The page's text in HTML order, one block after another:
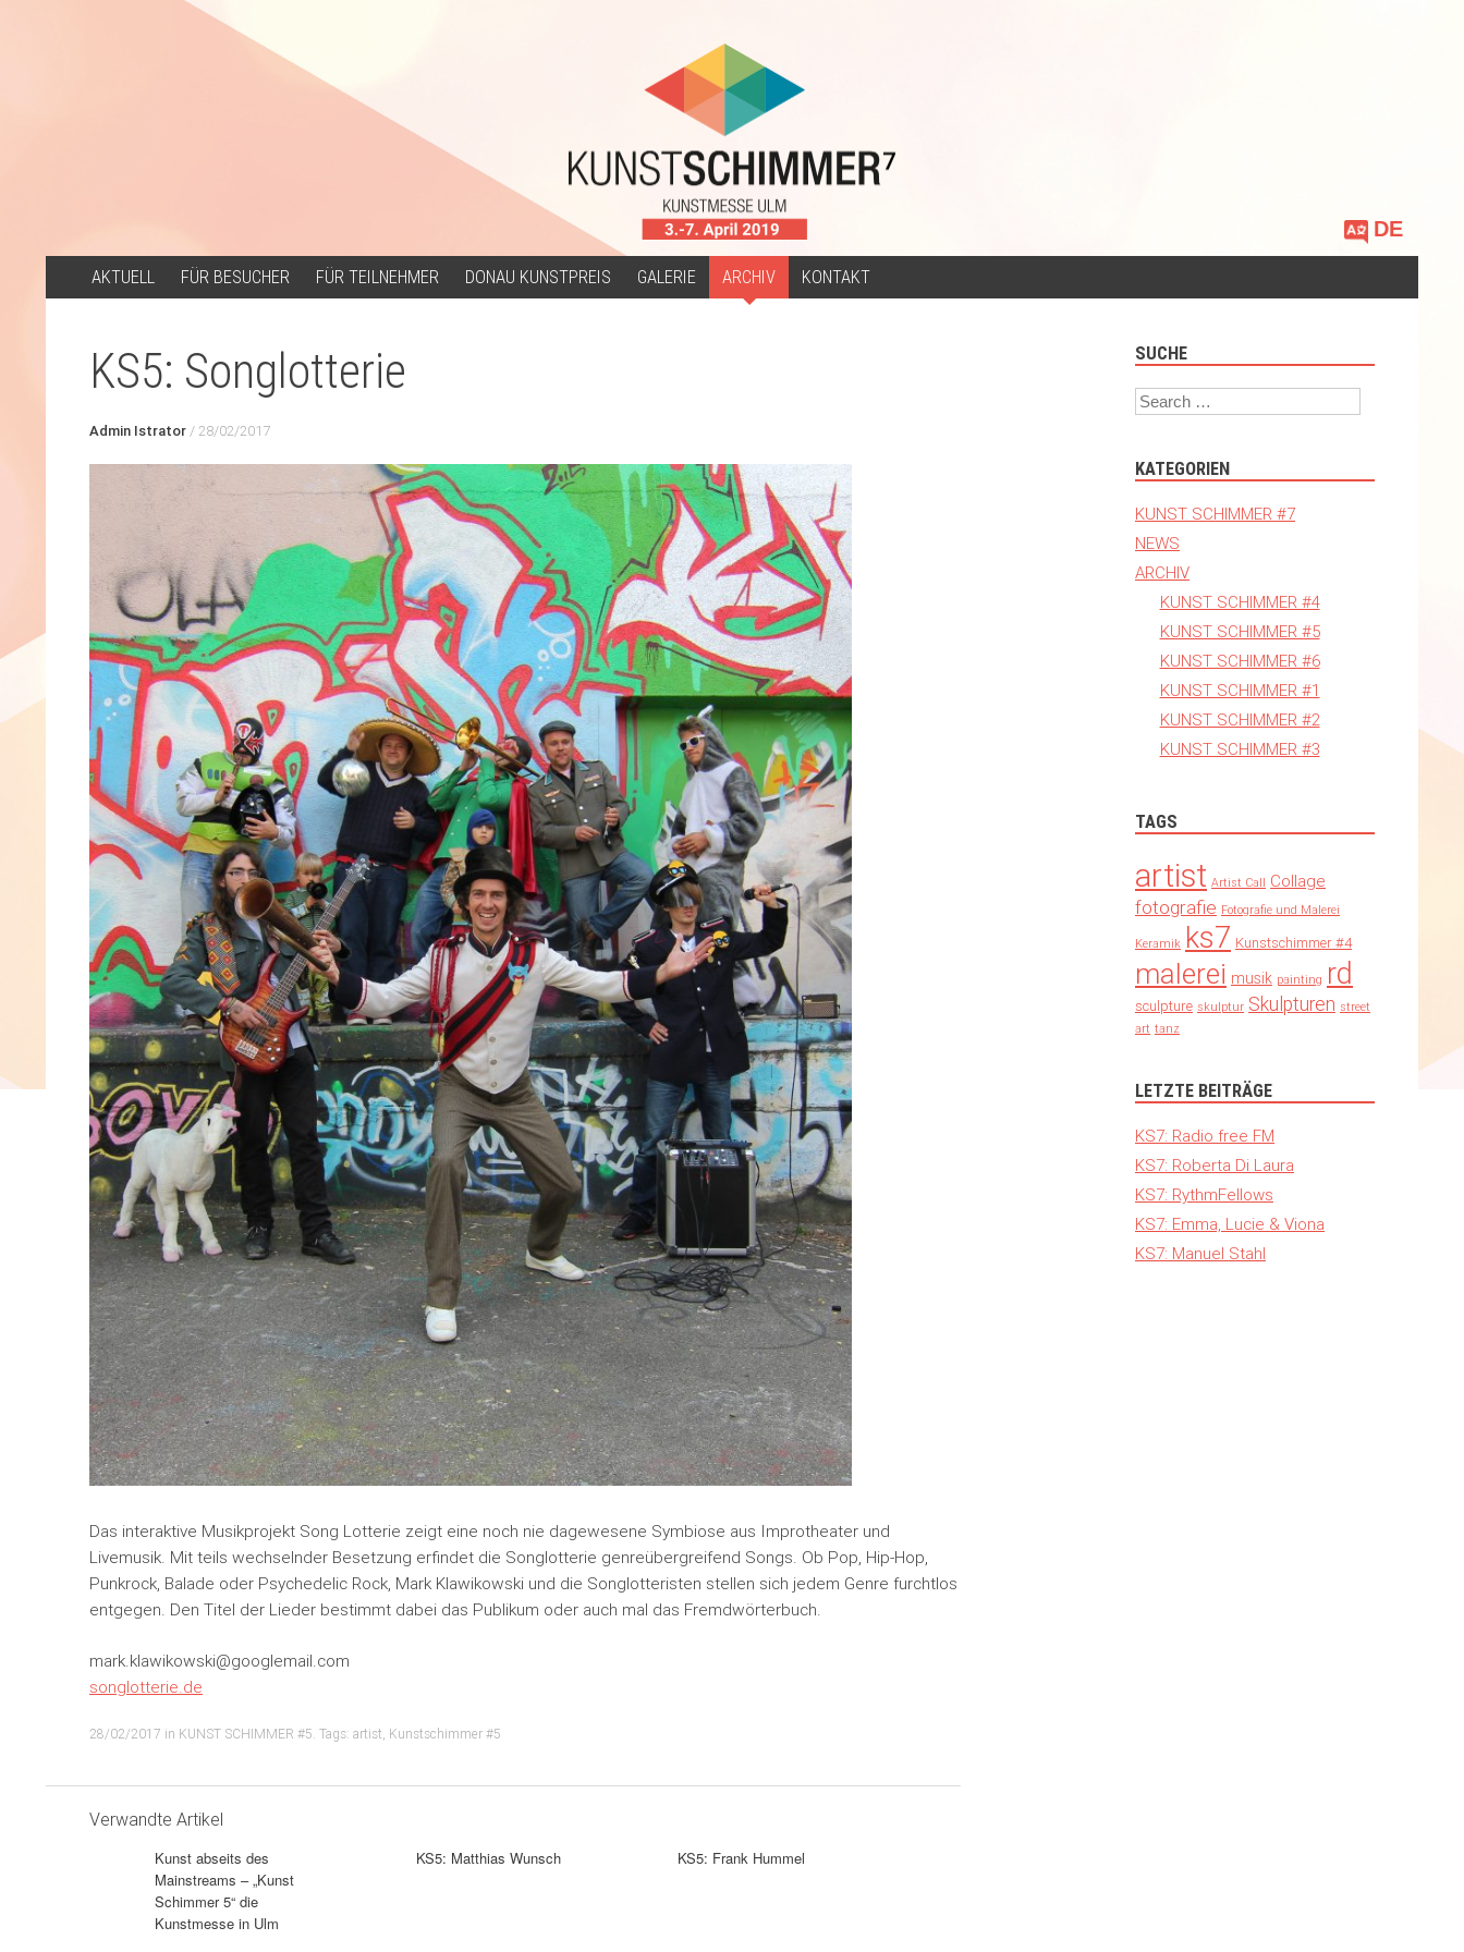
Sprache
auswählen
INHALT
AKTUELL FÜR BESUCHER FÜR TEILNEHMER DONAU KUNSTPREIS GALERIE ARCHIV KONTAKT
KS5: Songlotterie
Admin Istrator / 28/02/2017
Das interaktive Musikprojekt Song Lotterie zeigt eine noch nie dagewesene Symbiose aus Improtheater und
Livemusik. Mit teils wechselnder Besetzung erfindet die Songlotterie genreübergreifend Songs. Ob Pop, Hip-Hop,
Punkrock, Balade oder Psychedelic Rock, Mark Klawikowski und die Songlotteristen stellen sich jedem Genre furchtlos
entgegen. Den Titel der Lieder bestimmt dabei das Publikum oder auch mal das Fremdwörterbuch.
mark.klawikowski@googlemail.com
songlotterie.de
28/02/2017 in KUNST SCHIMMER #5 . Tags: artist Kunstschimmer #5
Verwandte Artikel
Kunst abseits des
Mainstreams – „Kunst
Schimmer 5“ die
Kunstmesse in Ulm
KS5: Matthias Wunsch KS5: Frank Hummel
SUCHE
Search
KATEGORIEN
KUNST SCHIMMER #7
NEWS
ARCHIV
KUNST SCHIMMER #4
KUNST SCHIMMER #5
KUNST SCHIMMER #6
KUNST SCHIMMER #1
KUNST SCHIMMER #2
KUNST SCHIMMER #3
TAGS
artist Artist Call Collage
fotografie Fotografie und Malerei
Keramik ks7 Kunstschimmer #4
malerei musik painting rd
sculpture skulptur Skulpturen street
art tanz
LETZTE BEITRÄGE
KS7: Radio free FM
KS7: Roberta Di Laura
KS7: RythmFellows
KS7: Emma, Lucie & Viona
KS7: Manuel Stahl